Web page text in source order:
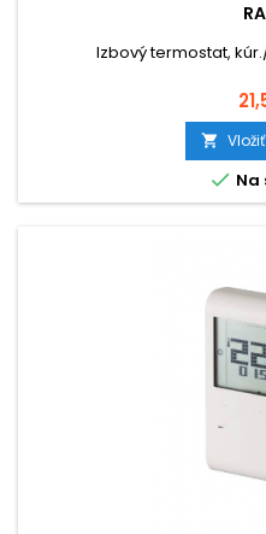
Izbový termostat,

 Na